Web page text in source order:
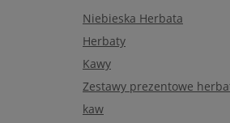
Niebieska Herbata
Herbaty
Kawy
Zestawy prezentowe
kaw